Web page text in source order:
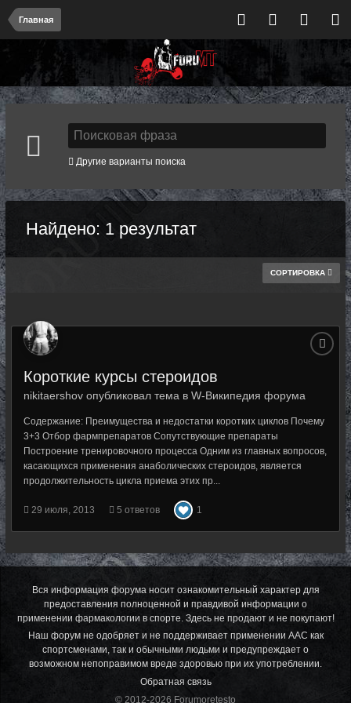
Главная
Другие варианты поиска
Найдено: 1 результат
СОРТИРОВКА
Короткие курсы стероидов
nikitaershov опубликовал тема в W-Википедия форума
Содержание: Преимущества и недостатки коротких циклов Почему
3+3 Отбор фармпрепаратов Сопутствующие препараты
Построение тренировочного процесса Одним из главных вопросов,
касающихся применения анаболических стероидов, является
продолжительность цикла приема этих пр...
29 июля, 2013 5 ответов 1
Вся информация форума носит ознакомительный характер для
предоставления полноценной и правдивой информации о
применении фармакологии в спорте. Здесь не продают и не покупают!
Наш форум не одобряет и не поддерживает применении ААС как
спортсменами, так и обычными людьми и предупреждает о
возможном непоправимом вреде здоровью при их употреблении.
Обратная связь
© 2012-2026 Forumoretesto